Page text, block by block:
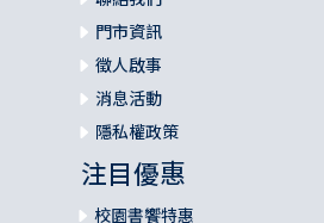
門市資訊
徵人啟事
消息活動
隱私權政策
注目優惠
校園書饗特惠